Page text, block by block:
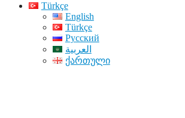
Türkçe
English
Türkçe
Русский
العربية
ქართული